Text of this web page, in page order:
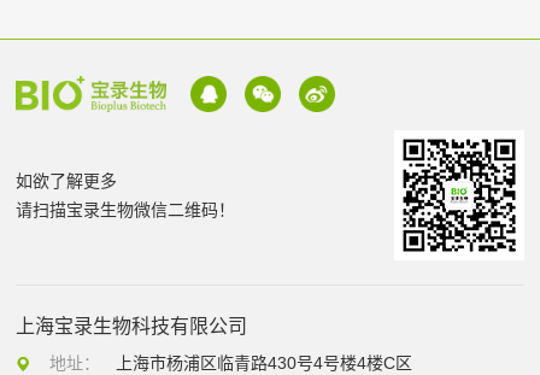
如欲了解更多
请扫描宝录生物微信二维码！
上海宝录生物科技有限公司
地址：
上海市杨浦区临青路430号4号楼4楼C区